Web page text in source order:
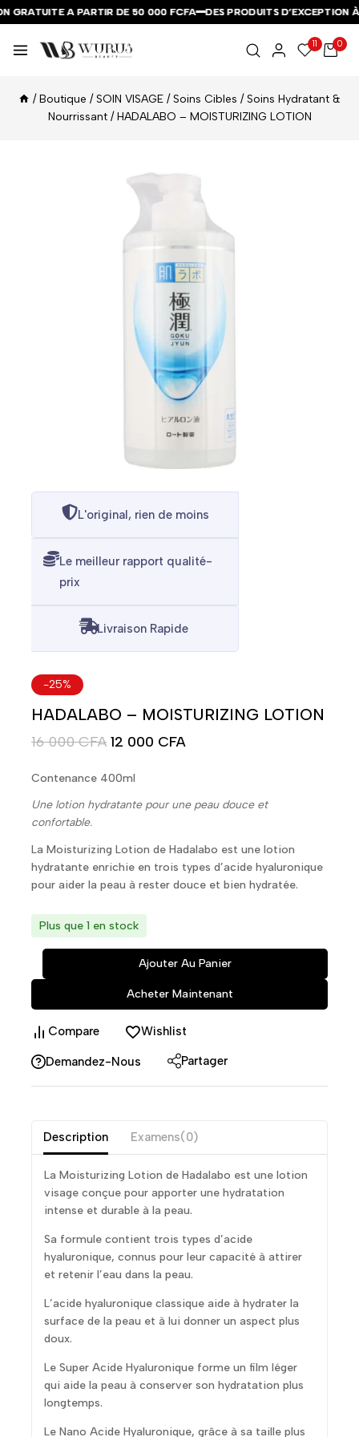
GRATUITE A PARTIR DE 50 000 FCFA DES PRODUITS D’EXCEPTION À
GRATUITE A PARTIR DE 50 000 FCFA DES PRODUITS D’EXCEPTION À
GRATUITE A PARTIR DE 50 000 FCFA DES PRODUITS D’EXCEPTION À
11 0
/ Boutique / SOIN VISAGE / Soins Cibles / Soins Hydratant &
Nourrissant / HADALABO – MOISTURIZING LOTION
L'original, rien de moins
Le meilleur rapport qualité-
prix
Livraison Rapide
-25%
HADALABO – MOISTURIZING LOTION
16 000CFA 12 000 CFA
Contenance 400ml
Une lotion hydratante pour une peau douce et
confortable.
La Moisturizing Lotion de Hadalabo est une lotion
hydratante enrichie en trois types d’acide hyaluronique
pour aider la peau à rester douce et bien hydratée.
Plus que 1 en stock
Ajouter Au Panier
Acheter Maintenant
Compare Wishlist
Demandez-Nous Partager
Description Examens(0)
La Moisturizing Lotion de Hadalabo est une lotion
visage conçue pour apporter une hydratation
intense et durable à la peau.
Sa formule contient trois types d’acide
hyaluronique, connus pour leur capacité à attirer
et retenir l’eau dans la peau.
L’acide hyaluronique classique aide à hydrater la
surface de la peau et à lui donner un aspect plus
doux.
Le Super Acide Hyaluronique forme un film léger
qui aide la peau à conserver son hydratation plus
longtemps.
Le Nano Acide Hyaluronique, grâce à sa taille plus